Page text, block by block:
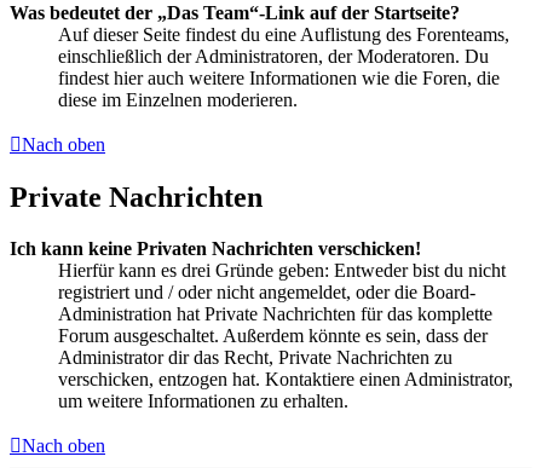
Was bedeutet der „Das Team“-Link auf der Startseite?
Auf dieser Seite findest du eine Auflistung des Forenteams,
einschließlich der Administratoren, der Moderatoren. Du
findest hier auch weitere Informationen wie die Foren, die
diese im Einzelnen moderieren.
Nach oben
Private Nachrichten
Ich kann keine Privaten Nachrichten verschicken!
Hierfür kann es drei Gründe geben: Entweder bist du nicht
registriert und / oder nicht angemeldet, oder die Board-
Administration hat Private Nachrichten für das komplette
Forum ausgeschaltet. Außerdem könnte es sein, dass der
Administrator dir das Recht, Private Nachrichten zu
verschicken, entzogen hat. Kontaktiere einen Administrator,
um weitere Informationen zu erhalten.
Nach oben